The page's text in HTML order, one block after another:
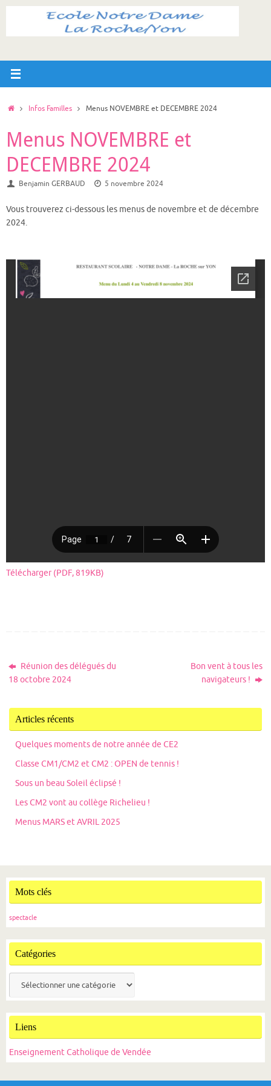
Passer
AccueilInfos Familles Menus NOVEMBRE et DECEMBRE 2024
Menus NOVEMBRE et
DECEMBRE 2024
Benjamin GERBAUD 5 novembre 2024
Vous trouverez ci-dessous les menus de novembre et de décembre
2024.
Télécharger (PDF, 819KB)
Réunion des délégués du
18 octobre 2024
Bon vent à tous les
navigateurs !
Articles récents
Quelques moments de notre année de CE2
Classe CM1/CM2 et CM2 : OPEN de tennis !
Sous un beau Soleil éclipsé !
Les CM2 vont au collège Richelieu !
Menus MARS et AVRIL 2025
Mots clés
spectacle
Catégories
Liens
Enseignement Catholique de Vendée